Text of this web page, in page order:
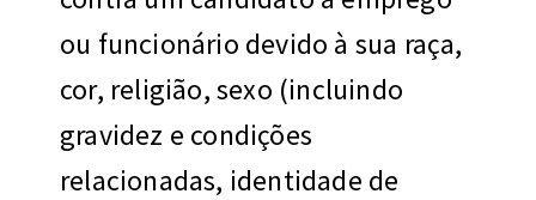
ou funcionário devido à sua raça,
cor, religião, sexo (incluindo
gravidez e condições
relacionadas, identidade de